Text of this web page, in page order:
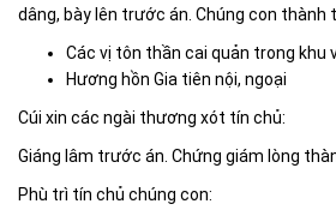
dâng, bày lên trước án. Chúng con thành
Các vị tôn thần cai quản trong khu
Hương hồn Gia tiên nội, ngoại
Cúi xin các ngài thương xót tín chủ:
Giáng lâm trước án. Chứng giám lòng
Phù trì tín chủ chúng con: